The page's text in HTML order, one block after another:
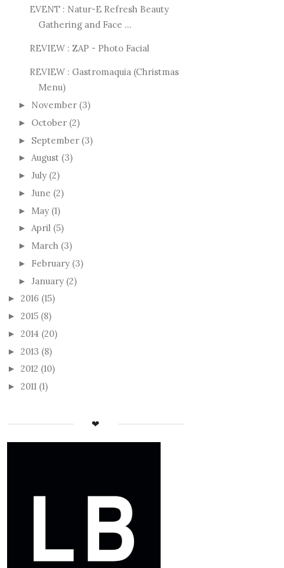
EVENT : Natur-E Refresh Beauty
Gathering and Face ...
REVIEW : ZAP - Photo Facial
REVIEW : Gastromaquia (Christmas
Menu)
► November (3)
► October (2)
► September (3)
► August (3)
► July (2)
► June (2)
► May (1)
► April (5)
► March (3)
► February (3)
► January (2)
► 2016 (15)
► 2015 (8)
► 2014 (20)
► 2013 (8)
► 2012 (10)
► 2011 (1)
❤